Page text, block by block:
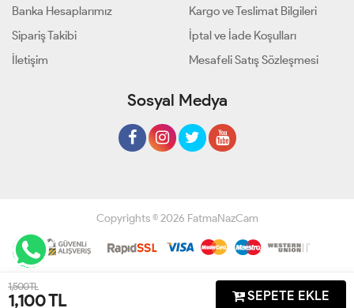
1,500 TL
1,100TL SEPETE EKLE
Banka Hesaplarımız
Sipariş Takibi
İletişim
Kargo ve Teslimat Bilgileri
İptal ve İade Koşulları
Mesafeli Satış Sözleşmesi
Sosyal Medya
Copyrights © 2026 FatmaNazCam
Geliştir - powered by innovation